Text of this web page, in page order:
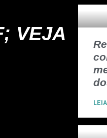
VEJA